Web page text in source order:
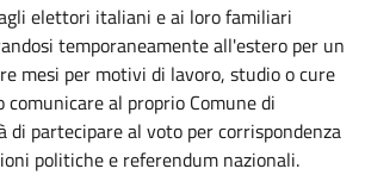
elettori italiani e ai loro familiari
temporaneamente all'estero per un
mesi per motivi di lavoro, studio o cure
comunicare al proprio Comune di
di partecipare al voto per corrispondenza
politiche e referendum nazionali.